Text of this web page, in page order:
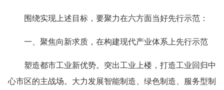
围绕实现上述目标，要聚力在六方面当好先行示范：
一、聚焦向新求质，在构建现代产业体系上先行示范
塑造都市工业新优势。突出工业上楼，打造工业回归中
心市区的主战场。大力发展智能制造、绿色制造、服务型制